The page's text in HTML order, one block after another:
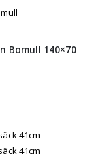
Bomull 140×70